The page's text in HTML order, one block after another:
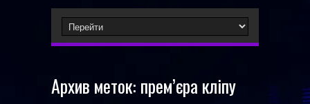
Архив меток: прем’єра кліпу